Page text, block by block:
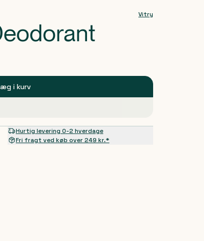
Vitry
i kurv
Hurtig levering 0-2 hverdage
Fri fragt ved køb over 249 kr.*